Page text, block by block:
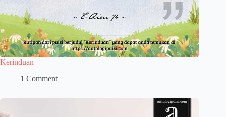
Kerinduan
1 Comment